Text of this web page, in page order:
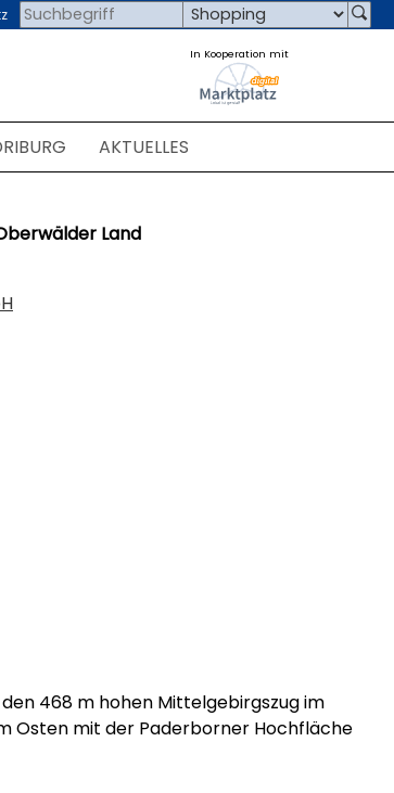
In Kooperation mit
AKTUELLES
Land
468 m hohen Mittelgebirgszug im
Osten mit der Paderborner Hochfläche